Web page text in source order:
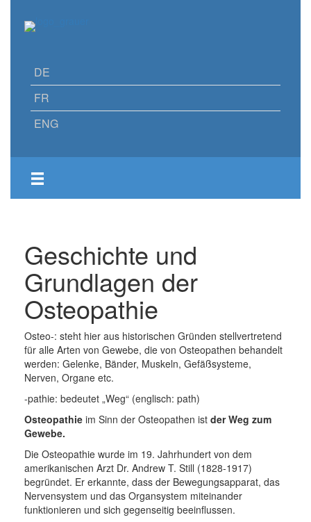
DE
FR
ENG
Geschichte und
Grundlagen der
Osteopathie
Osteo-: steht hier aus historischen Gründen stellvertretend
für alle Arten von Gewebe, die von Osteopathen behandelt
werden: Gelenke, Bänder, Muskeln, Gefäßsysteme,
Nerven, Organe etc.
-pathie: bedeutet „Weg“ (englisch: path)
Osteopathie im Sinn der Osteopathen ist der Weg zum
Gewebe.
Die Osteopathie wurde im 19. Jahrhundert von dem
amerikanischen Arzt Dr. Andrew T. Still (1828-1917)
begründet. Er erkannte, dass der Bewegungsapparat, das
Nervensystem und das Organsystem miteinander
funktionieren und sich gegenseitig beeinflussen.